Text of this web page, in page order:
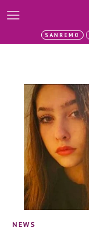
SANREMO
NEWS